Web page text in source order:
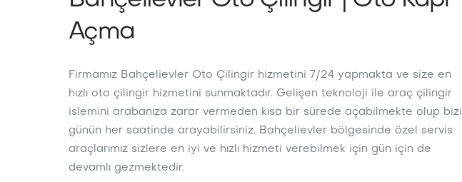
Açma
Firmamız Bahçelievler Oto Çilingir hizmetini 7/24 yapmakta ve size en
hızlı oto çilingir hizmetini sunmaktadır. Gelişen teknoloji ile araç çilingir
islemini arabanıza zarar vermeden kısa bir sürede açabilmekte olup bizi
günün her saatinde arayabilirsiniz. Bahçelievler bölgesinde özel servis
araçlarımız sizlere en iyi ve hızlı hizmeti verebilmek için gün için de
devamlı gezmektedir.